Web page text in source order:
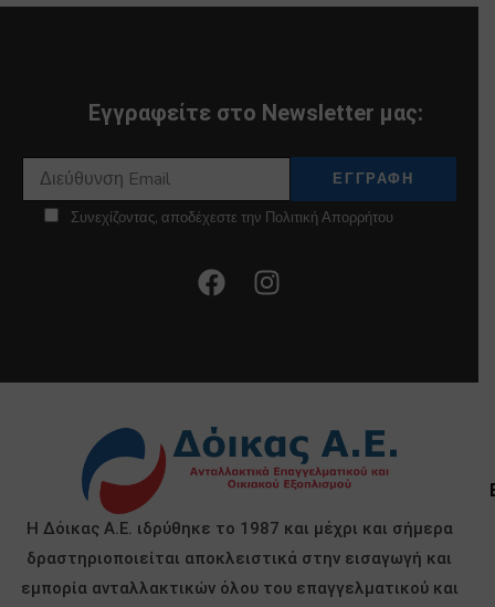
Εγγραφείτε στο Newsletter μας:
Συνεχίζοντας, αποδέχεστε την Πολιτική Απορρήτου
Η Δόικας Α.Ε. ιδρύθηκε το 1987 και μέχρι και σήμερα
δραστηριοποιείται αποκλειστικά στην εισαγωγή και
εμπορία ανταλλακτικών όλου του επαγγελματικού και